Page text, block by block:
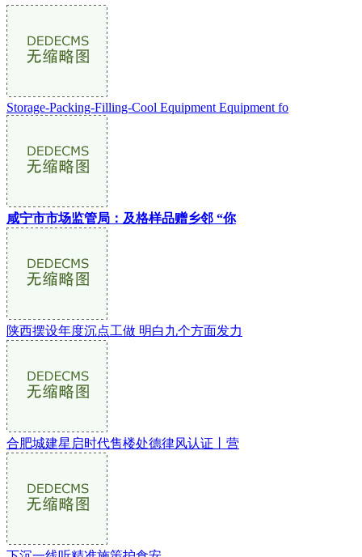
Storage-Packing-Filling-Cool Equipment Equipment fo
咸宁市市场监管局：及格样品赠乡邻 “你
陕西摆设年度沉点工做 明白九个方面发力
合肥城建星启时代售楼处德律风认证丨营